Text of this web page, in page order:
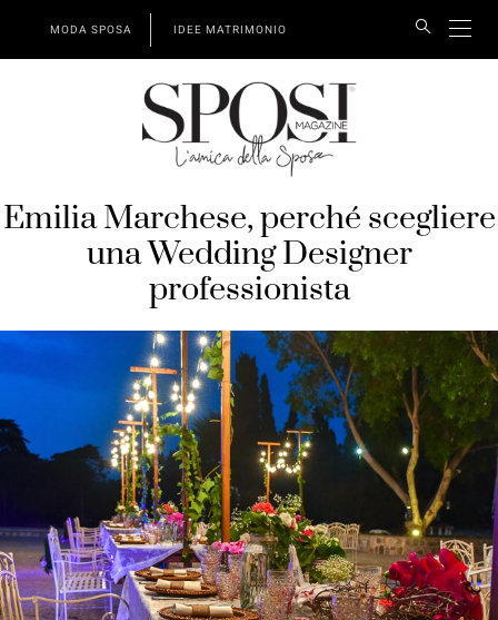
MODA SPOSA IDEE MATRIMONIO
Emilia Marchese, perché scegliere
una Wedding Designer
professionista